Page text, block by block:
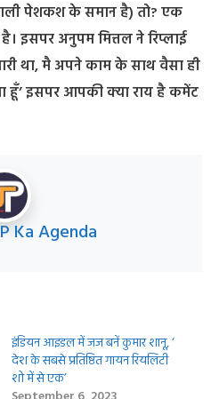
पेशकश के समान है) तो? एक
इसपर अनुपम मित्तल ने रिप्लाई
था, मै अपने काम के साथ वैसा ही
हूँ’ इसपर आपकी क्या राय है कमेंट
Ka Agenda
इंडियन आइडल में जज बनें कुमार शानू, ‘
देश के सबसे प्रतिष्ठित गायन रियलिटी
शो में से एक’